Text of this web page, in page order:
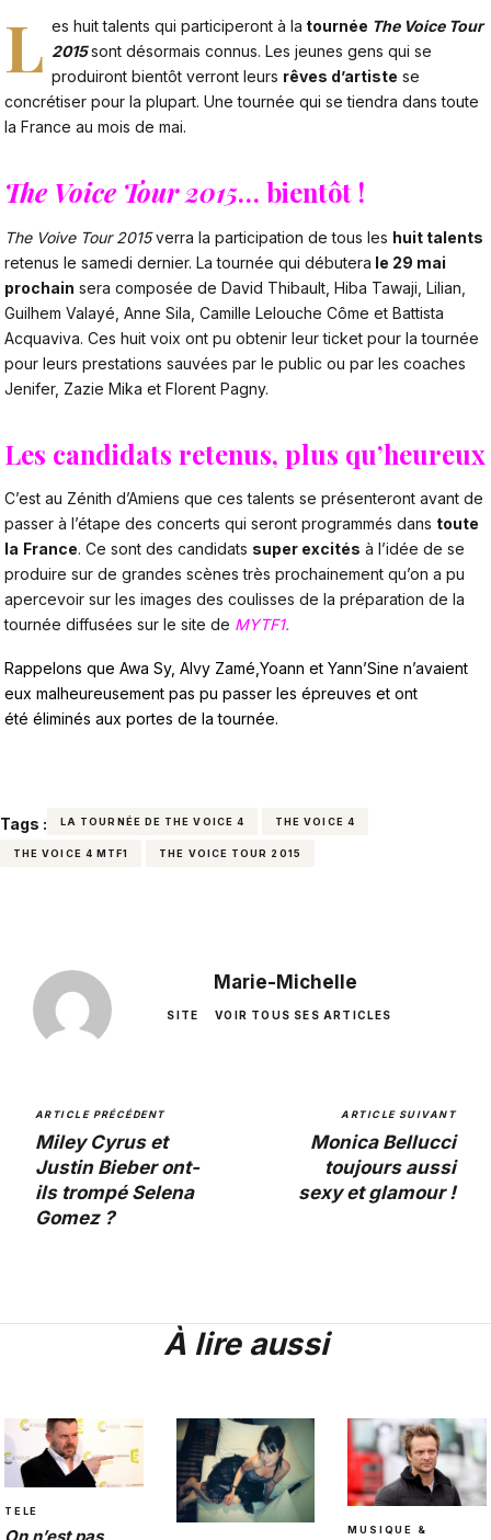
L es huit talents qui participeront à la tournée The Voice Tour
2015sont désormais connus. Les jeunes gens qui se
produiront bientôt verront leurs rêves d’artiste se
concrétiser pour la plupart. Une tournée qui se tiendra dans toute
la France au mois de mai.
The Voice Tour 2015… bientôt !
The Voive Tour 2015verra la participation de tous les huit talents
retenus le samedi dernier. La tournée qui débutera le 29 mai
prochain sera composée de David Thibault, Hiba Tawaji, Lilian,
Guilhem Valayé, Anne Sila, Camille Lelouche Côme et Battista
Acquaviva. Ces huit voix ont pu obtenir leur ticket pour la tournée
pour leurs prestations sauvées par le public ou par les coaches
Jenifer, Zazie Mika et Florent Pagny.
Les candidats retenus, plus qu’heureux
C’est au Zénith d’Amiens que ces talents se présenteront avant de
passer à l’étape des concerts qui seront programmés dans toute
la France. Ce sont des candidats super excités à l’idée de se
produire sur de grandes scènes très prochainement qu’on a pu
apercevoir sur les images des coulisses de la préparation de la
tournée diffusées sur le site de MYTF1.
Rappelons que Awa Sy, Alvy Zamé,Yoann et Yann’Sine n’avaient
eux malheureusement pas pu passer les épreuves et ont
été éliminés aux portes de la tournée.
Tags : LA TOURNÉE DE THE VOICE 4 THE VOICE 4
THE VOICE 4 MTF1 THE VOICE TOUR 2015
Marie-Michelle
SITE VOIR TOUS SES ARTICLES
ARTICLE PRÉCÉDENT
Miley Cyrus et
Justin Bieber ont-
ils trompé Selena
Gomez ?
ARTICLE SUIVANT
Monica Bellucci
toujours aussi
sexy et glamour !
À lire aussi
TELE
MUSIQUE &